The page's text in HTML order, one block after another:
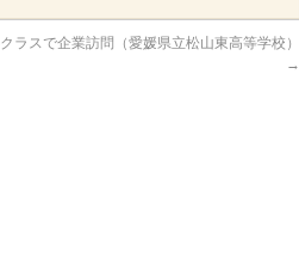
ラスで企業訪問（愛媛県立松山東高等学校）
→